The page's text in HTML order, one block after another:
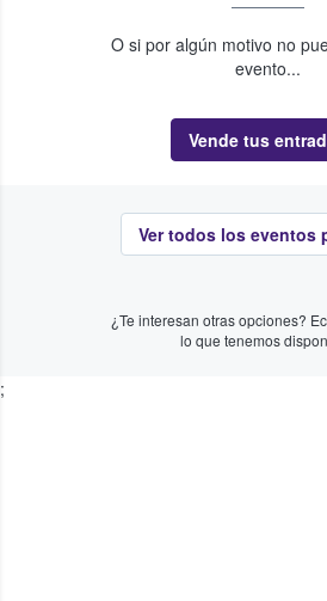
O si por algún motivo no
evento...
Vende tus
Ver todos los eventos
¿Te interesan otras opciones?
lo que tenemos
;